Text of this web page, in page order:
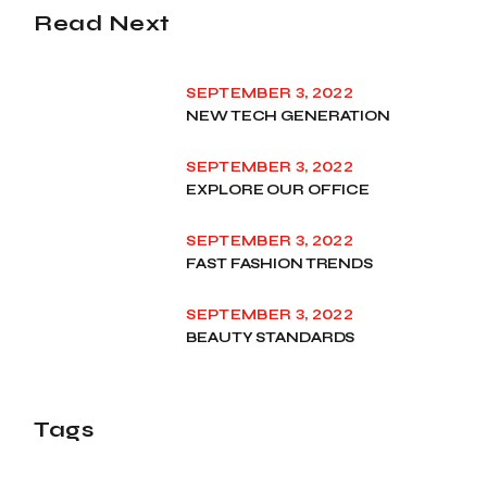
Read Next
SEPTEMBER 3, 2022
NEW TECH GENERATION
SEPTEMBER 3, 2022
EXPLORE OUR OFFICE
SEPTEMBER 3, 2022
FAST FASHION TRENDS
SEPTEMBER 3, 2022
BEAUTY STANDARDS
Tags